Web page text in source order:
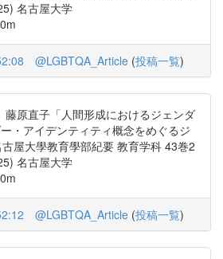
名古屋大学
@LGBTQA_Article (投稿一覧)
藤原直子「人間形成におけるジェンダ
・アイデンティティ概念をめぐるジ
屋大學教育學部紀要 教育学科 43巻2
名古屋大学
@LGBTQA_Article (投稿一覧)